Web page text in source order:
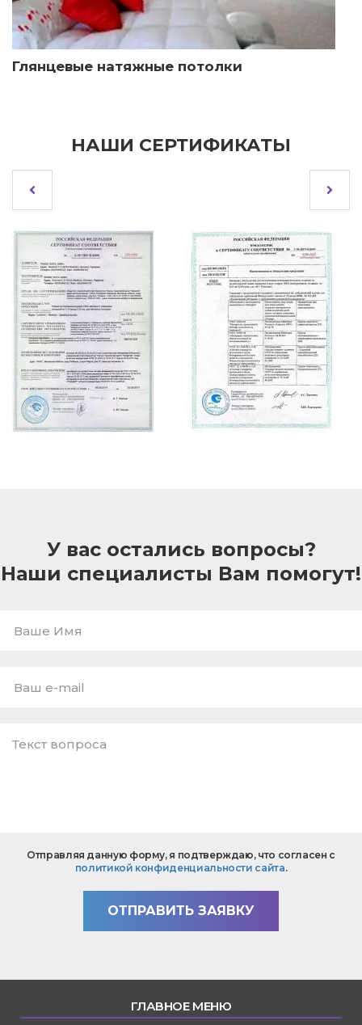
Глянцевые натяжные потолки
НАШИ СЕРТИФИКАТЫ
У вас остались вопросы?
Наши специалисты Вам помогут!
Имя
mail
вопроса
Отправляя данную форму, я подтверждаю, что согласен с
политикой конфиденциальности сайта.
ОТПРАВИТЬ ЗАЯВКУ
ГЛАВНОЕ МЕНЮ